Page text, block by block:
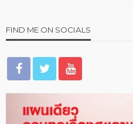
FIND ME ON SOCIALS